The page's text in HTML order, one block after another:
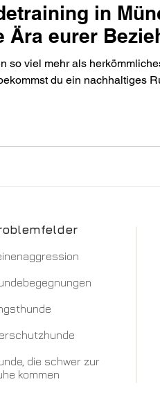
in
Ära eurer
so viel mehr als
du ein nachhaltiges
die schwer zur
kommen